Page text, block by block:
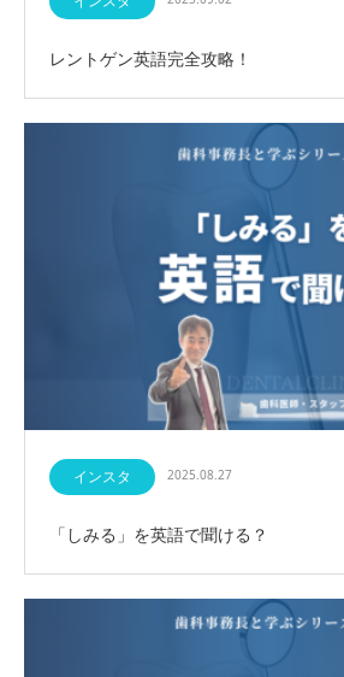
レントゲン英語完全攻略！
インスタ 2025.08.27
「しみる」を英語で聞ける？